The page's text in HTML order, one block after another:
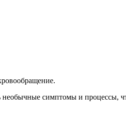
симптомы и процессы,